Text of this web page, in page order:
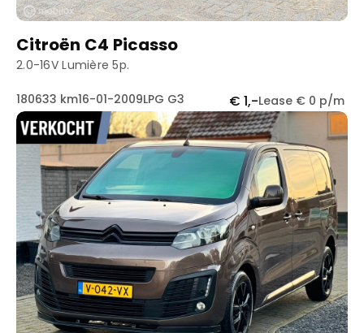
Citroën C4 Picasso
2.0-16V Lumière 5p.
180633 km16-01-2009LPG G3 € 1,-Lease € 0 p/m